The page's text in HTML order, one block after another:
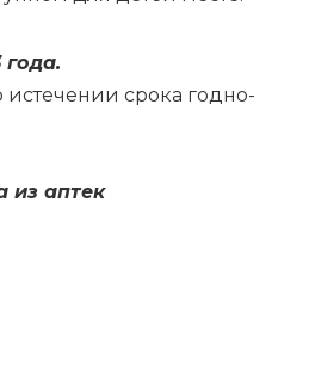
го­да.
ис­те­че­нии сро­ка год­но­
из ап­тек